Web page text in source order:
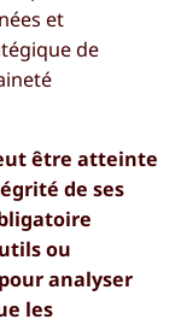
et
de
être atteinte
de ses
ou
analyser
les